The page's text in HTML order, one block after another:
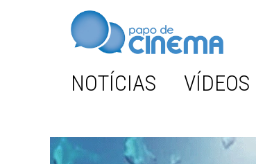
NOTÍCIAS VÍDEOS